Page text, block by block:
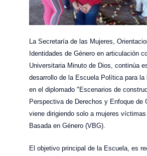
La Secretaría de las Mujeres,
Identidades de Género en articulación
Universitaria Minuto de Dios, continúa
desarrollo de la Escuela Política para la
en el diplomado "Escenarios de
Perspectiva de Derechos y Enfoque de
viene dirigiendo solo a mujeres
Basada en Género (VBG).
El objetivo principal de la Escuela, es